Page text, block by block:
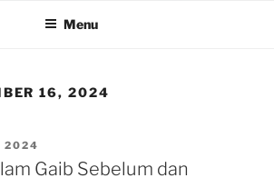
Menu
16, 2024
2024
Gaib Sebelum dan